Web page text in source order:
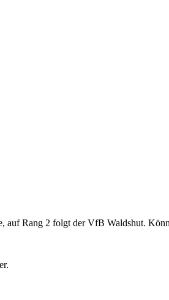
auf Rang 2 folgt der VfB Waldshut.